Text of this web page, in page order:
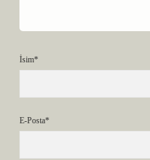
İsim*
E-Posta*